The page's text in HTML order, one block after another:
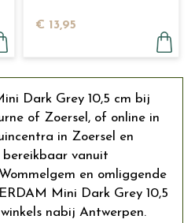
€ 13,95
Dark Grey 10,5 cm bij
of Zoersel, of online in
in Zoersel en
bereikbaar vanuit
en omliggende
Mini Dark Grey 10,5
nabij Antwerpen.